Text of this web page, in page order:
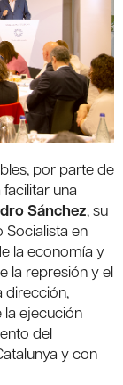
por parte de
una
Sánchez, su
Socialista en
la economía y
la represión y el
dirección,
ejecución
del
y con